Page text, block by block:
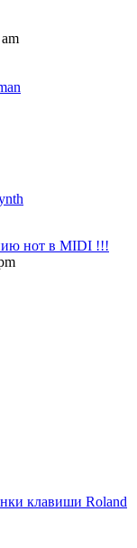
нот в MIDI !!!
клавиши Roland